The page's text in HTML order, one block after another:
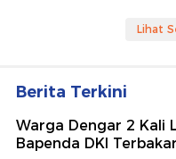
Lihat
Berita Terkini
Warga Dengar 2 Kali
Bapenda DKI Terbakar